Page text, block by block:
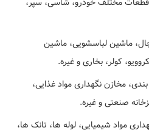
ماشین لباسشویی، ماشین
کولر، بخاری و غیره.
مخازن نگهداری مواد غذایی،
صنعتی و غیره.
مواد شیمیایی، لوله ها، تانک ها،